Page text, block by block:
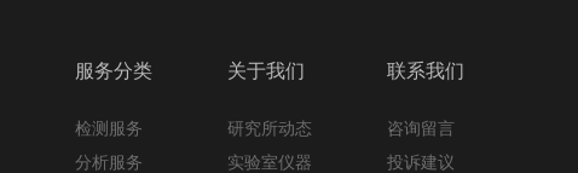
服务分类
检测服务
分析服务
关于我们
研究所动态
实验室仪器
联系我们
咨询留言
投诉建议